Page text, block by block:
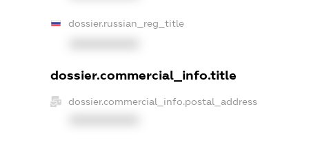
dossier.russian_reg_title
dossier.commercial_info.title
dossier.commercial_info.postal_address